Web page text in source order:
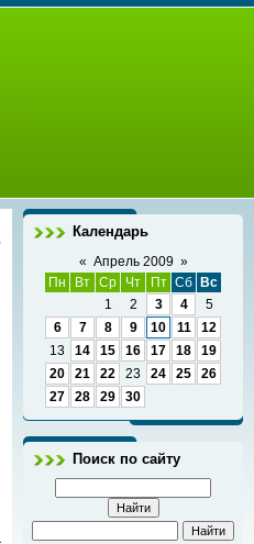
Календарь
« Апрель 2009 »
Пн
Вт Ср Чт Пт Сб
Вс
1
2 3 4
5
6
7 8 9 10 11
12
13
14 15 16 17 18
19
20
21 22 23 24 25
26
27
28 29 30
Поиск по сайту